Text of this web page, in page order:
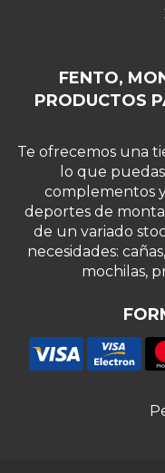
FENTO,
PRODUCTOS
Te ofrecemos una
lo que
complementos y
deportes de
de un variado
necesidades:
mochilas,